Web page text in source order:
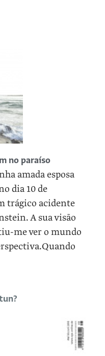
no paraíso
amada esposa
dia 10 de
trágico acidente
A sua visão
me ver o mundo